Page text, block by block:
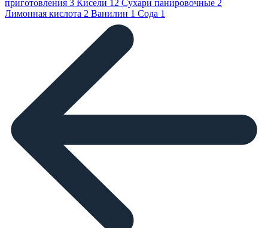
приготовления 3 Кисели 12 Сухари панировочные 2
Лимонная кислота 2 Ванилин 1 Сода 1